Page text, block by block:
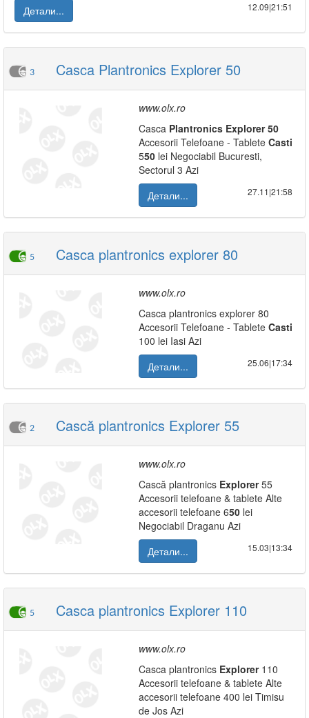
Детали...
12.09|21:51
3 Casca Plantronics Explorer 50
www.olx.ro
Casca Plantronics Explorer 50
Accesorii Telefoane - Tablete Casti
550 lei Negociabil Bucuresti,
Sectorul 3 Azi
Детали...
27.11|21:58
5 Casca plantronics explorer 80
www.olx.ro
Casca plantronics explorer 80
Accesorii Telefoane - Tablete Casti
100 lei Iasi Azi
Детали...
25.06|17:34
2 Cască plantronics Explorer 55
www.olx.ro
Cască plantronics Explorer55
Accesorii telefoane & tablete Alte
accesorii telefoane 650 lei
Negociabil Draganu Azi
Детали...
15.03|13:34
5 Casca plantronics Explorer 110
www.olx.ro
Casca plantronics Explorer110
Accesorii telefoane & tablete Alte
accesorii telefoane 400 lei Timisu
de Jos Azi